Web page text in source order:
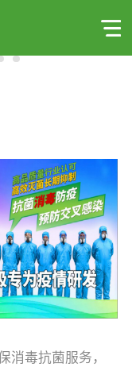
消毒抗菌服务，